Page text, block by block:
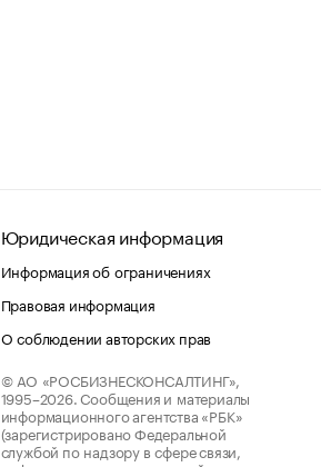
Юридическая информация
Информация об ограничениях
Правовая информация
О соблюдении авторских прав
© АО «РОСБИЗНЕСКОНСАЛТИНГ»,
1995–2026. Сообщения и материалы
информационного агентства «РБК»
(зарегистрировано Федеральной
службой по надзору в сфере связи,